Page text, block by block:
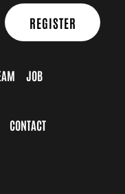
REGISTER
JOB
CONTACT